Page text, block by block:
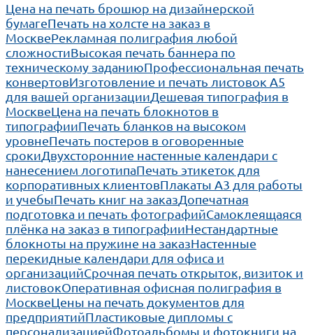
Цена на печать брошюр на дизайнерской
бумагеПечать на холсте на заказ в
МосквеРекламная полиграфия любой
сложностиВысокая печать баннера по
техническому заданиюПрофессиональная печать
конвертовИзготовление и печать листовок А5
для вашей организацииДешевая типография в
МосквеЦена на печать блокнотов в
типографииПечать бланков на высоком
уровнеПечать постеров в оговоренные
срокиДвухсторонние настенные календари с
нанесением логотипаПечать этикеток для
корпоративных клиентовПлакаты А3 для работы
и учебыПечать книг на заказДопечатная
подготовка и печать фотографийСамоклеящаяся
плёнка на заказ в типографииНестандартные
блокноты на пружине на заказНастенные
перекидные календари для офиса и
организацийСрочная печать открыток, визиток и
листовокОперативная офисная полиграфия в
МосквеЦены на печать документов для
предприятийПластиковые дипломы с
персонализациейФотоальбомы и фотокниги на